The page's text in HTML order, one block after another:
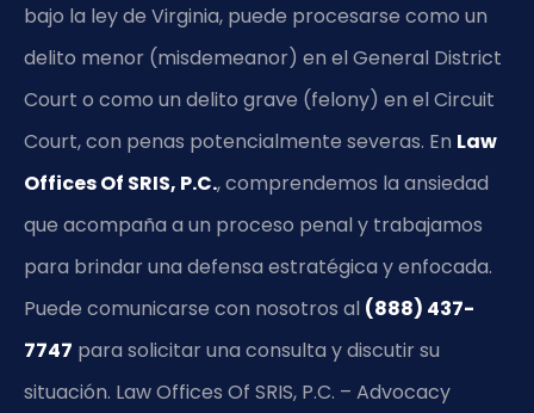
bajo la ley de Virginia, puede procesarse como un
delito menor (misdemeanor) en el General District
Court o como un delito grave (felony) en el Circuit
Court, con penas potencialmente severas. En Law
Offices Of SRIS, P.C., comprendemos la ansiedad
que acompaña a un proceso penal y trabajamos
para brindar una defensa estratégica y enfocada.
Puede comunicarse con nosotros al (888) 437-
7747 para solicitar una consulta y discutir su
situación. Law Offices Of SRIS, P.C. – Advocacy